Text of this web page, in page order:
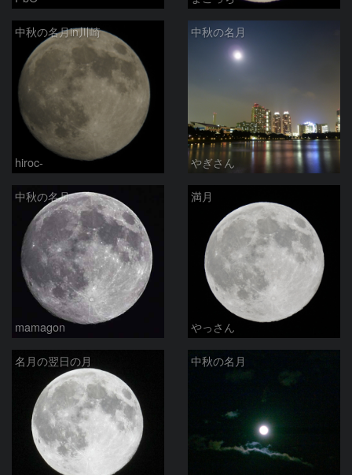
中秋の名月in川崎
hiroc-
中秋の名月
やぎさん
中秋の名月
mamagon
満月
やっさん
名月の翌日の月 中秋の名月